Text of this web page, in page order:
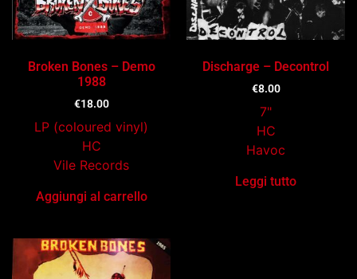
Broken Bones – Demo
1988
€18.00
LP (coloured vinyl)
HC
Vile Records
Aggiungi al carrello
Discharge – Decontrol
€8.00
7"
HC
Havoc
Leggi tutto